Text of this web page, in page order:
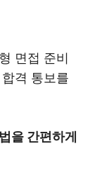
면접 준비
격 통보를
을 간편하게